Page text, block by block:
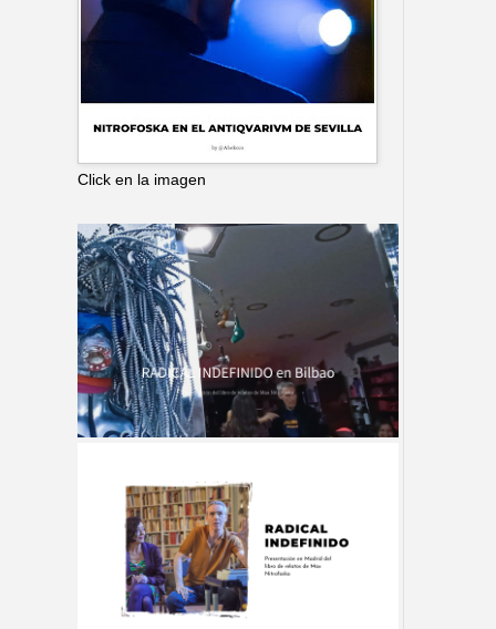
Click en la imagen